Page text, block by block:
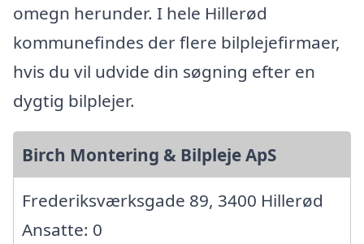
omegn herunder. I hele Hillerød
kommunefindes der flere bilplejefirmaer,
hvis du vil udvide din søgning efter en
dygtig bilplejer.
Birch Montering & Bilpleje ApS
Frederiksværksgade 89, 3400 Hillerød
Ansatte: 0